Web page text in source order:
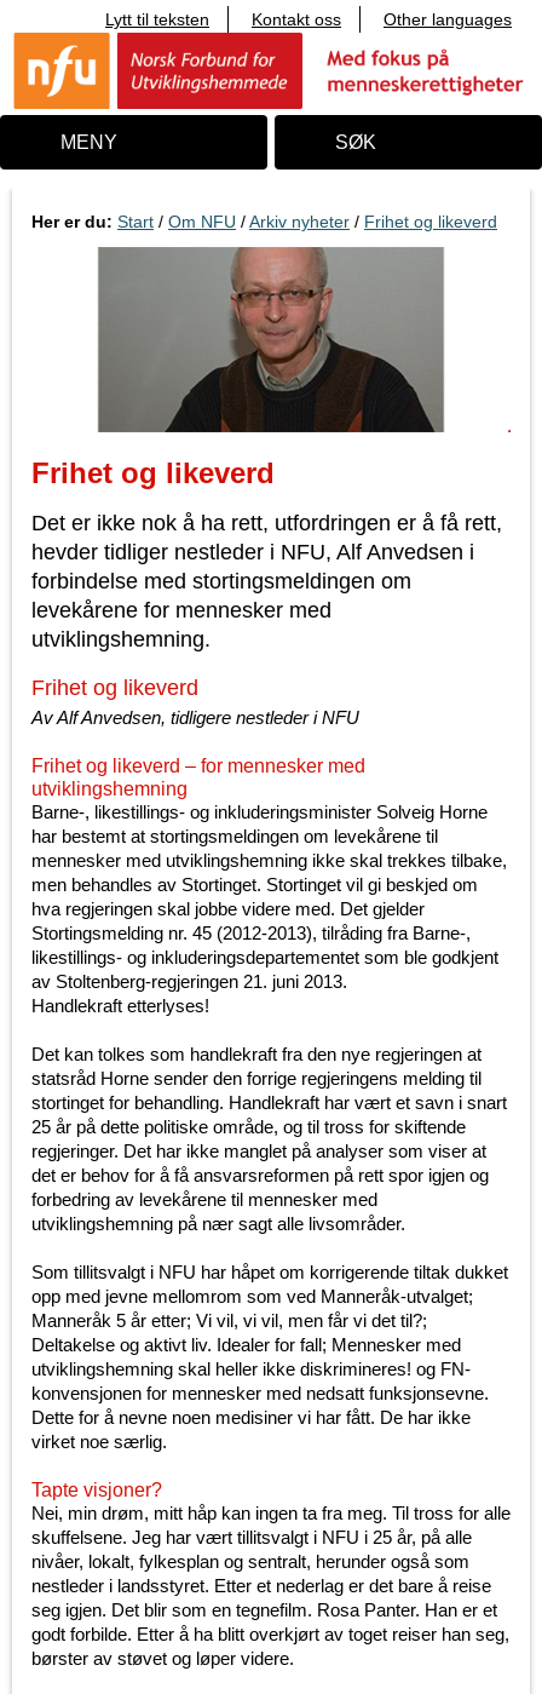
i
n
o
Lytt til teksten Kontakt oss Other languages
MENY SØK
Her er du: Start / Om NFU /Arkiv nyheter / Frihet og likeverd
Frihet og likeverd
Det er ikke nok å ha rett, utfordringen er å få rett,
hevder tidliger nestleder i NFU, Alf Anvedsen i
forbindelse med stortingsmeldingen om
levekårene for mennesker med
utviklingshemning.
Frihet og likeverd
Av Alf Anvedsen, tidligere nestleder i NFU
Frihet og likeverd – for mennesker med
utviklingshemning
Barne-, likestillings- og inkluderingsminister Solveig Horne
har bestemt at stortingsmeldingen om levekårene til
mennesker med utviklingshemning ikke skal trekkes tilbake,
men behandles av Stortinget. Stortinget vil gi beskjed om
hva regjeringen skal jobbe videre med. Det gjelder
Stortingsmelding nr. 45 (2012-2013), tilråding fra Barne-,
likestillings- og inkluderingsdepartementet som ble godkjent
av Stoltenberg-regjeringen 21. juni 2013.
Handlekraft etterlyses!
Det kan tolkes som handlekraft fra den nye regjeringen at
statsråd Horne sender den forrige regjeringens melding til
stortinget for behandling. Handlekraft har vært et savn i snart
25 år på dette politiske område, og til tross for skiftende
regjeringer. Det har ikke manglet på analyser som viser at
det er behov for å få ansvarsreformen på rett spor igjen og
forbedring av levekårene til mennesker med
utviklingshemning på nær sagt alle livsområder.
Som tillitsvalgt i NFU har håpet om korrigerende tiltak dukket
opp med jevne mellomrom som ved Manneråk-utvalget;
Manneråk 5 år etter; Vi vil, vi vil, men får vi det til?;
Deltakelse og aktivt liv. Idealer for fall; Mennesker med
utviklingshemning skal heller ikke diskrimineres! og FN-
konvensjonen for mennesker med nedsatt funksjonsevne.
Dette for å nevne noen medisiner vi har fått. De har ikke
virket noe særlig.
Tapte visjoner?
Nei, min drøm, mitt håp kan ingen ta fra meg. Til tross for alle
skuffelsene. Jeg har vært tillitsvalgt i NFU i 25 år, på alle
nivåer, lokalt, fylkesplan og sentralt, herunder også som
nestleder i landsstyret. Etter et nederlag er det bare å reise
seg igjen. Det blir som en tegnefilm. Rosa Panter. Han er et
godt forbilde. Etter å ha blitt overkjørt av toget reiser han seg,
børster av støvet og løper videre.